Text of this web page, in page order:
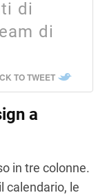
di
di
TO TWEET
a
in tre colonne.
calendario, le